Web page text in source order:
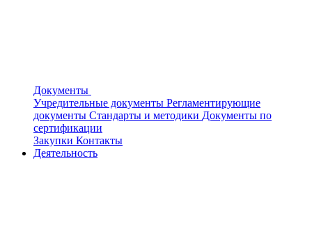
Документы
Учредительные документы Регламентирующие
документы Стандарты и методики Документы по
сертификации
Закупки Контакты
Деятельность